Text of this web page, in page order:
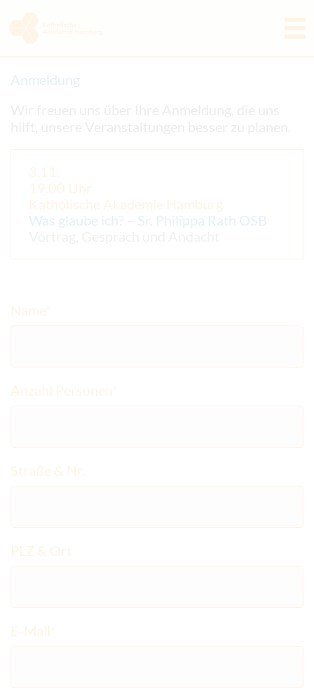
Tagungshaus
Kontakt
Anmeldung
3.11.
19.00 Uhr
Katholische Akademie Hamburg
Was glaube ich? – Sr. Philippa Rath OSB
Name*
Anzahl Personen*
Straße & Nr.
PLZ & Ort
E-Mail*